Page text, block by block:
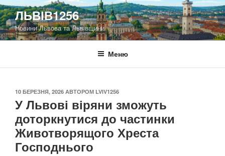
Перейти
до
вмісту
ЛЬВІВ1256
Новини Львова та Львівщини
Меню
ОПУБЛІКОВАНО
10 БЕРЕЗНЯ, 2026 АВТОРОМ LVIV1256
У Львові віряни зможуть
доторкнутися до частинки
Животворящого Хреста
Господнього